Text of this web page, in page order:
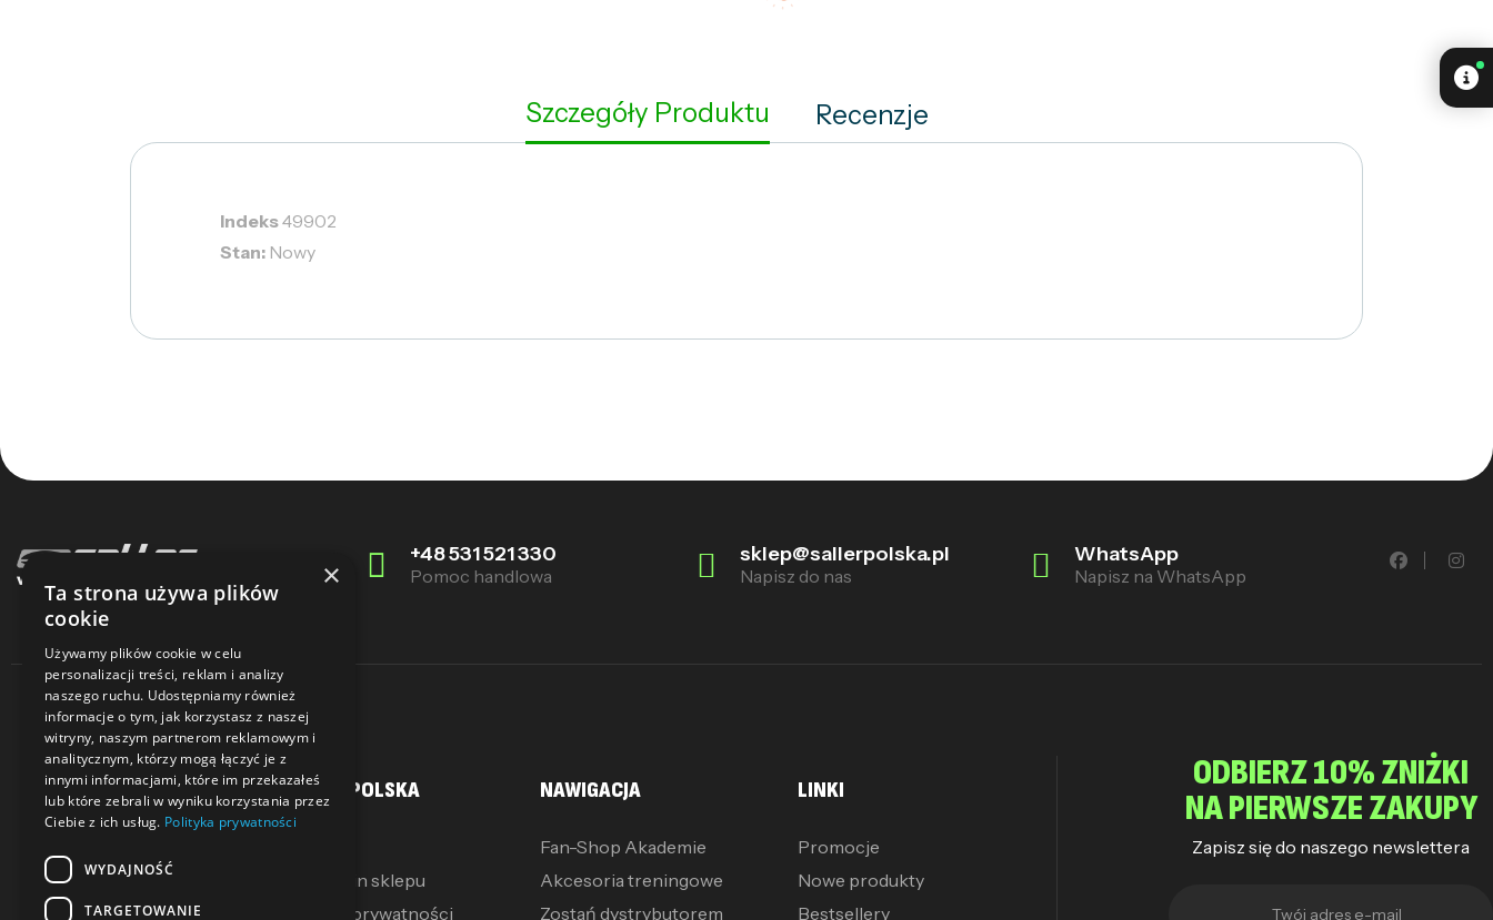
Szczegóły Produktu Recenzje
Indeks49902
Stan: Nowy
+48 531 521 330
Pomoc handlowa
sklep@sallerpolska.pl
Napisz do nas
WhatsApp
Napisz na WhatsApp
MOJE KONTO
Moje pokwitowania
Mój koszyk
SALLER POLSKA
Regulamin sklepu
Polityka prywatności
NAWIGACJA
Fan-Shop Akademie
Akcesoria treningowe
Zostań dystrybutorem
LINKI
Promocje
Nowe produkty
Bestsellery
ODBIERZ 10% ZNIŻKI
NA PIERWSZE ZAKUPY
Zapisz się do naszego newslettera
×
Ta strona używa plików
cookie
Używamy plików cookie w celu
personalizacji treści, reklam i analizy
naszego ruchu. Udostępniamy również
informacje o tym, jak korzystasz z naszej
witryny, naszym partnerom reklamowym i
analitycznym, którzy mogą łączyć je z
innymi informacjami, które im przekazałeś
lub które zebrali w wyniku korzystania przez
Ciebie z ich usług. Polityka prywatności
WYDAJNOŚĆ
TARGETOWANIE